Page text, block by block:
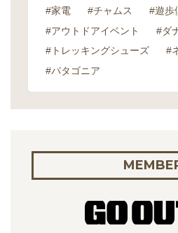
#家電 #チャムス #遊歩
#アウトドアイベント
#ダ
#トレッキングシューズ
#
#パタゴニア